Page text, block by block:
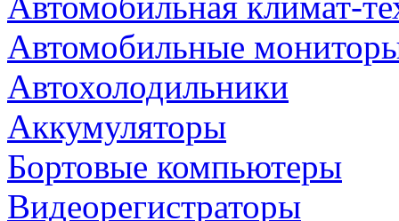
Автомобильные
Автохолодильники
Аккумуляторы
Бортовые компьютеры
Видеорегистраторы